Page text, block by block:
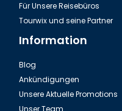
Für Unsere Reisebüros
Tourwix und seine Partner
Information
Blog
Ankündigungen
Unsere Aktuelle Promotions